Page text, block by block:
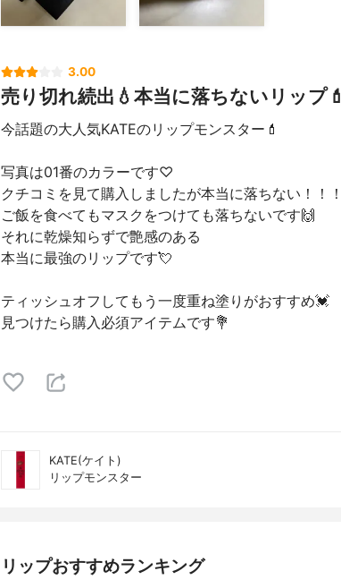
3.00
売り切れ続出💧本当に落ちないリップ💄
今話題の大人気KATEのリップモンスター💄
写真は01番のカラーです♡
クチコミを見て購入しましたが本当に落ちない！！！
ご飯を食べてもマスクをつけても落ちないです🙌
それに乾燥知らずで艶感のある
本当に最強のリップです💘
ティッシュオフしてもう一度重ね塗りがおすすめ💓
見つけたら購入必須アイテムです💐
KATE(ケイト)
リップモンスター
リップおすすめランキング